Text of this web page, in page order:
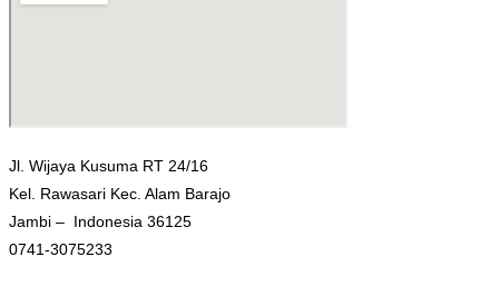
Jl. Wijaya Kusuma RT 24/16
Kel. Rawasari Kec. Alam Barajo
Jambi – Indonesia 36125
0741-3075233